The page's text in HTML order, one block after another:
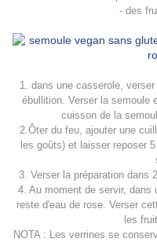
- des
1. dans une casserole,
ébullition. Verser la semoule
cuisson de la
2.Ôter du feu, ajouter une
les goûts) et laisser reposer
3. Verser la préparation dans
4. Au moment de servir,
reste d'eau de rose. Verser
les
NOTA : Les verrines se